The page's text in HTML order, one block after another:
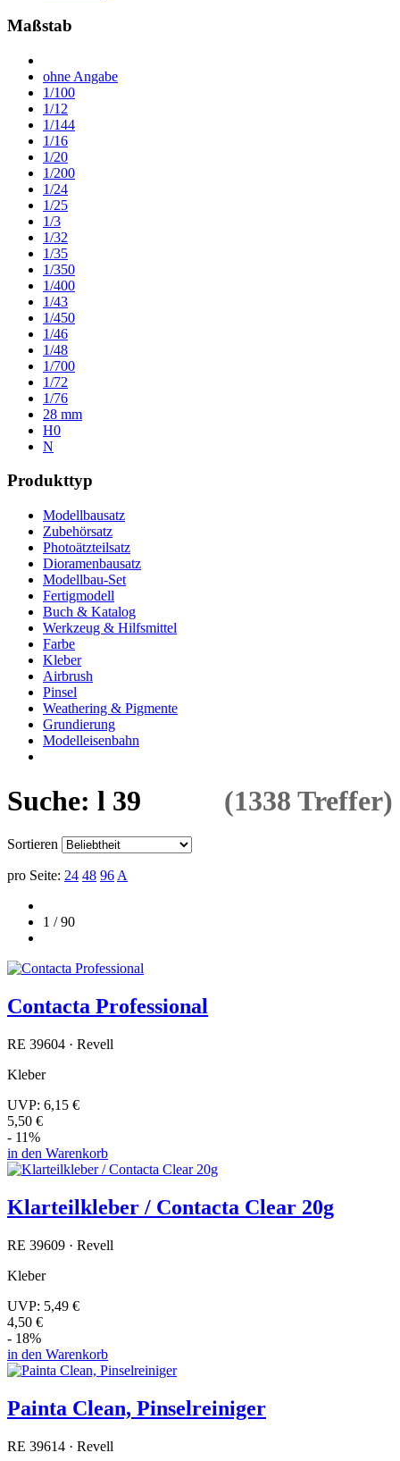
Maßstab
ohne Angabe
1/100
1/12
1/144
1/16
1/20
1/200
1/24
1/25
1/3
1/32
1/35
1/350
1/400
1/43
1/450
1/46
1/48
1/700
1/72
1/76
28 mm
H0
N
Produkttyp
Modellbausatz
Zubehörsatz
Photoätzteilsatz
Dioramenbausatz
Modellbau-Set
Fertigmodell
Buch & Katalog
Werkzeug & Hilfsmittel
Farbe
Kleber
Airbrush
Pinsel
Weathering & Pigmente
Grundierung
Modelleisenbahn
Suche: l 39 (1338 Treffer)
Sortieren
pro Seite: 24 48 96 A
1 / 90
Contacta Professional
RE 39604 · Revell
Kleber
UVP: 6,15 €
5,50 €
- 11%
in den Warenkorb
Klarteilkleber / Contacta Clear 20g
RE 39609 · Revell
Kleber
UVP: 5,49 €
4,50 €
- 18%
in den Warenkorb
Painta Clean, Pinselreiniger
RE 39614 · Revell